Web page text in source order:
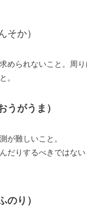
そか）
められないこと。周
。
うがうま）
が難しいこと。
だりするべきではな
のり）